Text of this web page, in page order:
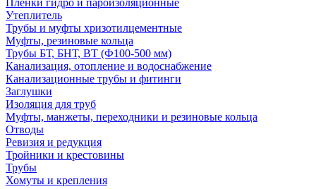
Пленки гидро и пароизоляционные
Утеплитель
Трубы и муфты хризотилцементные
Муфты, резиновые кольца
Трубы БТ, БНТ, ВТ (Ф100-500 мм)
Канализация, отопление и водоснабжение
Канализационные трубы и фитинги
Заглушки
Изоляция для труб
Муфты, манжеты, переходники и резиновые кольца
Отводы
Ревизия и редукция
Тройники и крестовины
Трубы
Хомуты и крепления